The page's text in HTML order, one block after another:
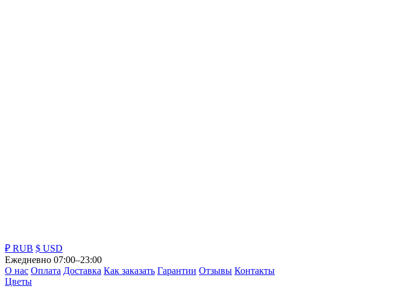
₽ RUB $ USD
Ежедневно 07:00–23:00
О нас Оплата Доставка Как заказать Гарантии Отзывы Контакты
Цветы